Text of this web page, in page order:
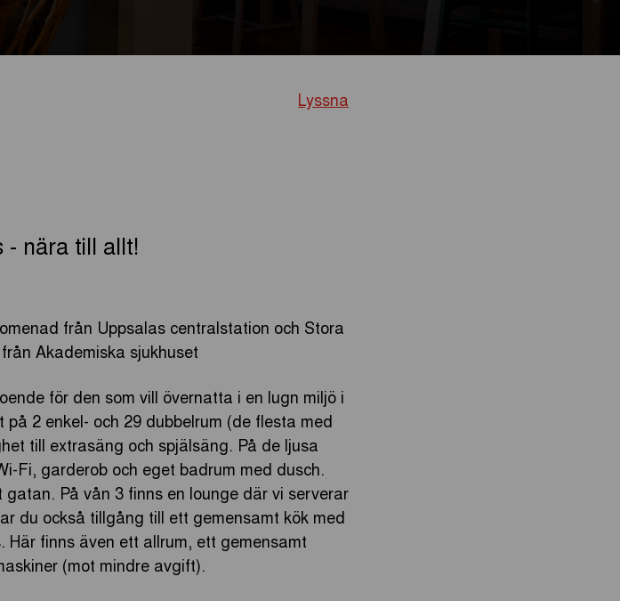
Lyssna
- nära till allt!
från Uppsalas centralstation och Stora
Akademiska sjukhuset
för den som vill övernatta i en lugn miljö i
2 enkel- och 29 dubbelrum (de flesta med
till extrasäng och spjälsäng. På de ljusa
Fi, garderob och eget badrum med dusch.
På vån 3 finns en lounge där vi serverar
du också tillgång till ett gemensamt kök med
finns även ett allrum, ett gemensamt
(mot mindre avgift).